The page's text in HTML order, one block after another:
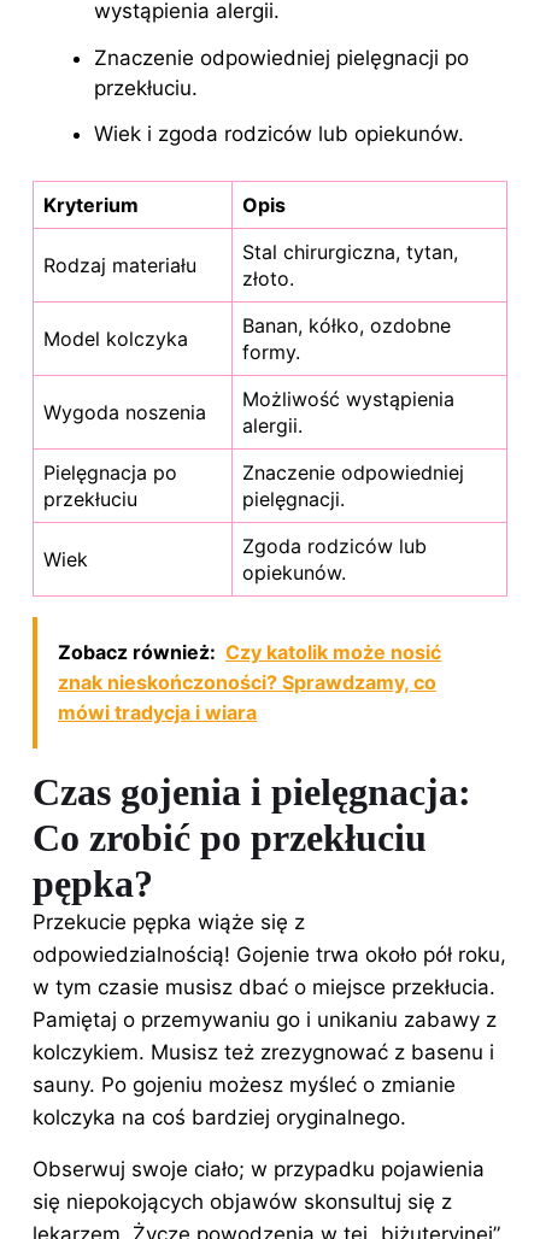
wystąpienia alergii.
Znaczenie odpowiedniej pielęgnacji po
przekłuciu.
Wiek i zgoda rodziców lub opiekunów.
Kryterium Opis
Rodzaj materiału
Stal chirurgiczna, tytan,
złoto.
Model kolczyka
Banan, kółko, ozdobne
formy.
Wygoda noszenia
Możliwość wystąpienia
alergii.
Pielęgnacja po
przekłuciu
Znaczenie odpowiedniej
pielęgnacji.
Wiek
Zgoda rodziców lub
opiekunów.
Zobacz również: Czy katolik może nosić
znak nieskończoności? Sprawdzamy, co
mówi tradycja i wiara
Czas gojenia i pielęgnacja:
Co zrobić po przekłuciu
pępka?
Przekucie pępka wiąże się z
odpowiedzialnością! Gojenie trwa około pół roku,
w tym czasie musisz dbać o miejsce przekłucia.
Pamiętaj o przemywaniu go i unikaniu zabawy z
kolczykiem. Musisz też zrezygnować z basenu i
sauny. Po gojeniu możesz myśleć o zmianie
kolczyka na coś bardziej oryginalnego.
Obserwuj swoje ciało; w przypadku pojawienia
się niepokojących objawów skonsultuj się z
lekarzem. Życzę powodzenia w tej „biżuteryjnej”